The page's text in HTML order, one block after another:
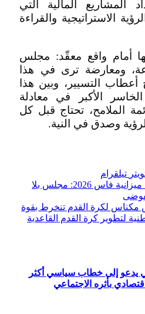
المشاريع المالية التي
الاستراتيجية والقراءة
أمام واقع معقّد: مجلس
ومعارضة ترى في هذا
التسيير، وبين هذا
الأكبر في معادلة
الملامح، تحتاج قبل كل
وصدق في النية.
تيلقرام
تفكك الأغلبية يُسقط ميزانية فاس 2026: مجلس بلا
مكناس لكرة القدم تنخرط بقوة
لتطوير كرة القدم القاعدية
يدعو إلى خطاب سياسي أكثر
بأثره الاجتماعي